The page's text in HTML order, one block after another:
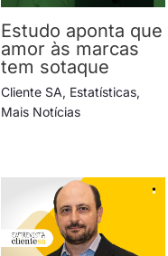
Estudo aponta que
amor às marcas
tem sotaque
Cliente SA, Estatísticas,
Mais Notícias